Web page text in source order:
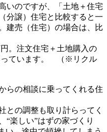
いのですが、「土地＋住宅
分譲）住宅と比較すると一
建売（住宅）の場合は、比
。注文住宅＋土地購入の
っています。 （※リクル
らの相談に乗ってくれる住
との調整も取り計らってく
“楽しい”はずの家づくり